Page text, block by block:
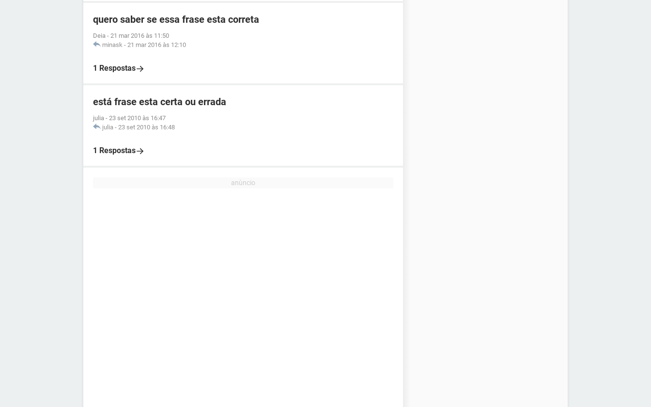
quero saber se essa frase esta correta
Deia - 21 mar 2016 às 11:50
minask - 21 mar 2016 às 12:10
1 Respostas
está frase esta certa ou errada
julia - 23 set 2010 às 16:47
julia - 23 set 2010 às 16:48
1 Respostas